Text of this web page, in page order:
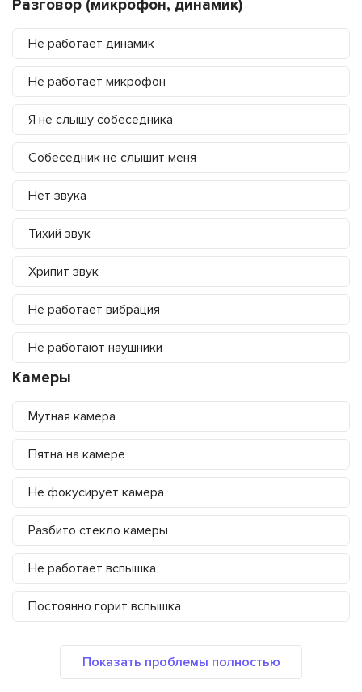
Разговор (микрофон, динамик)
Не работает динамик
Не работает микрофон
Я не слышу собеседника
Собеседник не слышит меня
Нет звука
Тихий звук
Хрипит звук
Не работает вибрация
Не работают наушники
Камеры
Мутная камера
Пятна на камере
Не фокусирует камера
Разбито стекло камеры
Не работает вспышка
Постоянно горит вспышка